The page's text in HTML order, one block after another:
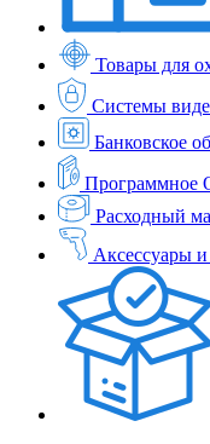
Товары для
Системы
Банковское
Программное
Расходный
Аксессуары